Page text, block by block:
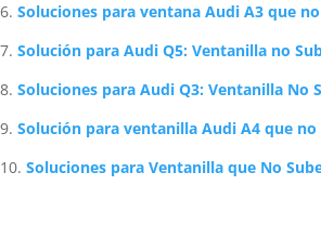
Soluciones para ventana Audi A3 que
Solución para Audi Q5: Ventanilla no
Soluciones para Audi Q3: Ventanilla No
Solución para ventanilla Audi A4 que no
Soluciones para Ventanilla que No